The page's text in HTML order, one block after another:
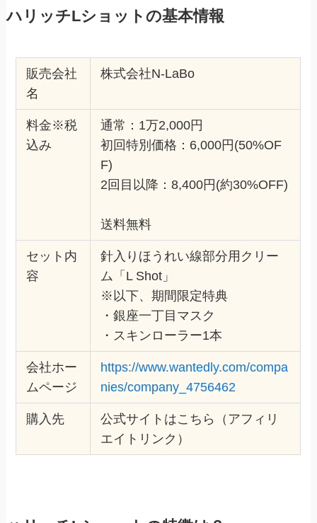
ハリッチLショットの基本情報
販売会社
名
株式会社N-LaBo
料金※税
込み
通常：1万2,000円
初回特別価格：6,000円(50%OF
F)
2回目以降：8,400円(約30%OFF)
送料無料
セット内
容
針入りほうれい線部分用クリー
ム「L Shot」
※以下、期間限定特典
・銀座一丁目マスク
・スキンローラー1本
会社ホー
ムページ
https://www.wantedly.com/compa
nies/company_4756462
購入先
公式サイトはこちら（アフィリ
エイトリンク）